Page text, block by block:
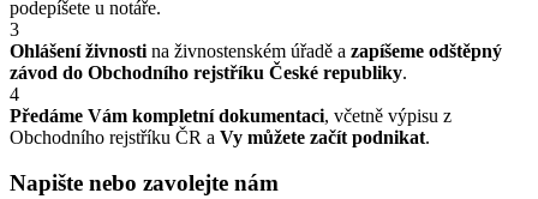
podepíšete u notáře.
3
Ohlášení živnosti na živnostenském úřadě a zapíšeme odštěpný
závod do Obchodního rejstříku České republiky.
4
Předáme Vám kompletní dokumentaci, včetně výpisu z
Obchodního rejstříku ČR a Vy můžete začít podnikat.
Napište nebo zavolejte nám